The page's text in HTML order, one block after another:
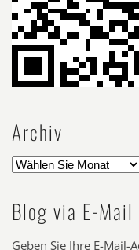
Archiv
Blog via E-Mail
Geben Sie Ihre E-Mail-